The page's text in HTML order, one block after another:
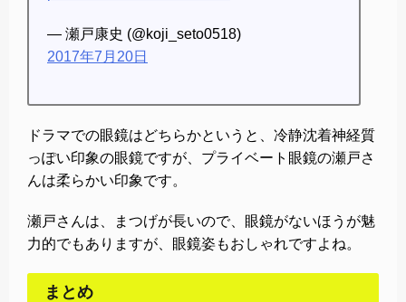
— 瀬戸康史 (@koji_seto0518)
2017年7月20日
ドラマでの眼鏡はどちらかというと、冷静沈着神経質
っぽい印象の眼鏡ですが、プライベート眼鏡の瀬戸さ
んは柔らかい印象です。
瀬戸さんは、まつげが長いので、眼鏡がないほうが魅
力的でもありますが、眼鏡姿もおしゃれですよね。
まとめ